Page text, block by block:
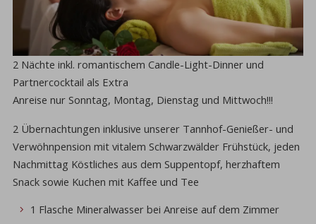
2 Nächte inkl. romantischem Candle-Light-Dinner und
Partnercocktail als Extra
Anreise nur Sonntag, Montag, Dienstag und Mittwoch!!!
2 Übernachtungen inklusive unserer Tannhof-Genießer- und
Verwöhnpension mit vitalem Schwarzwälder Frühstück, jeden
Nachmittag Köstliches aus dem Suppentopf, herzhaftem
Snack sowie Kuchen mit Kaffee und Tee
1 Flasche Mineralwasser bei Anreise auf dem Zimmer